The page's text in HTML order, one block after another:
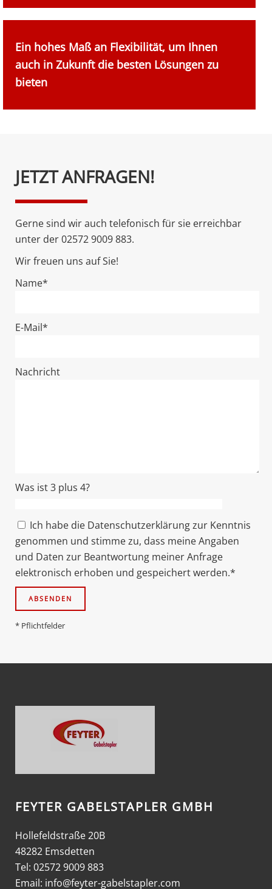
Ein hohes Maß an Flexibilität, um Ihnen
auch in Zukunft die besten Lösungen zu
bieten
Bitte
lasse
dieses
leer.
JETZT ANFRAGEN!
Gerne sind wir auch telefonisch für sie erreichbar
unter der 02572 9009 883.
Wir freuen uns auf Sie!
Name*
E-Mail*
Nachricht
Was ist 3 plus 4?
Ich habe die Datenschutzerklärung zur Kenntnis
genommen und stimme zu, dass meine Angaben
und Daten zur Beantwortung meiner Anfrage
elektronisch erhoben und gespeichert werden.*
* Pflichtfelder
FEYTER GABELSTAPLER GMBH
Hollefeldstraße 20B
48282 Emsdetten
Tel: 02572 9009 883
Email: info@feyter-gabelstapler.com